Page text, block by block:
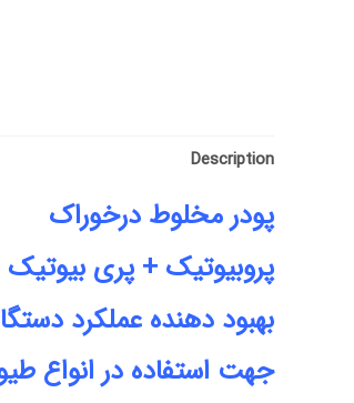
Description
پودر مخلوط درخوراک
پروبیوتیک + پری
بهبود دهنده عملکرد
جهت استفاده در انواع